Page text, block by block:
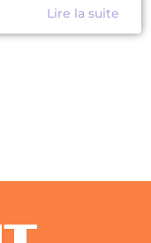
Lire la suite